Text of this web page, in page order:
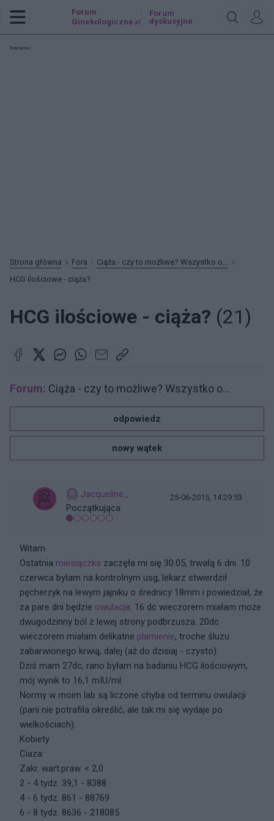
Forum
Ginekologiczne .pl
Forum
dyskusyjne
Reklama:
Strona główna Fora
Ciąża - czy to możliwe? Wszystko o...
HCG ilościowe - ciąża?
HCG ilościowe - ciąża? (21)
Forum: Ciąża - czy to możliwe? Wszystko o...
odpowiedz
nowy wątek
Jacqueline_
Początkująca
25-06-2015, 14:29:53
Witam
Ostatnia miesiączka zaczęła mi się 30.05, trwałą 6 dni. 10
czerwca byłam na kontrolnym usg, lekarz stwierdził
pęcherzyk na lewym jajniku o średnicy 18mm i powiedział, że
za pare dni będzie owulacja. 16 dc wieczorem miałam może
dwugodzinny ból z lewej strony podbrzusza. 20dc
wieczorem miałam delikatne plamienie, troche śluzu
zabarwionego krwią, dalej (aż do dzisiaj - czysto).
Dziś mam 27dc, rano byłam na badaniu HCG ilościowym,
mój wynik to 16,1 mIU/ml
Normy w moim lab są liczone chyba od terminu owulacji
(pani nie potrafiła określić, ale tak mi się wydaje po
wielkościach).
Kobiety
Ciaza:
Zakr. wart.praw. < 2,0
2 - 4 tydz. 39,1 - 8388
4 - 6 tydz. 861 - 88769
6 - 8 tydz. 8636 - 218085